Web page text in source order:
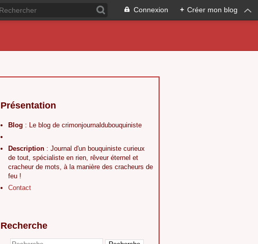
Connexion + Créer mon blog
Présentation
Blog : Le blog de crimonjournaldubouquiniste
Description : Journal d'un bouquiniste curieux
de tout, spécialiste en rien, rêveur éternel et
cracheur de mots, à la manière des cracheurs de
feu !
Contact
Recherche